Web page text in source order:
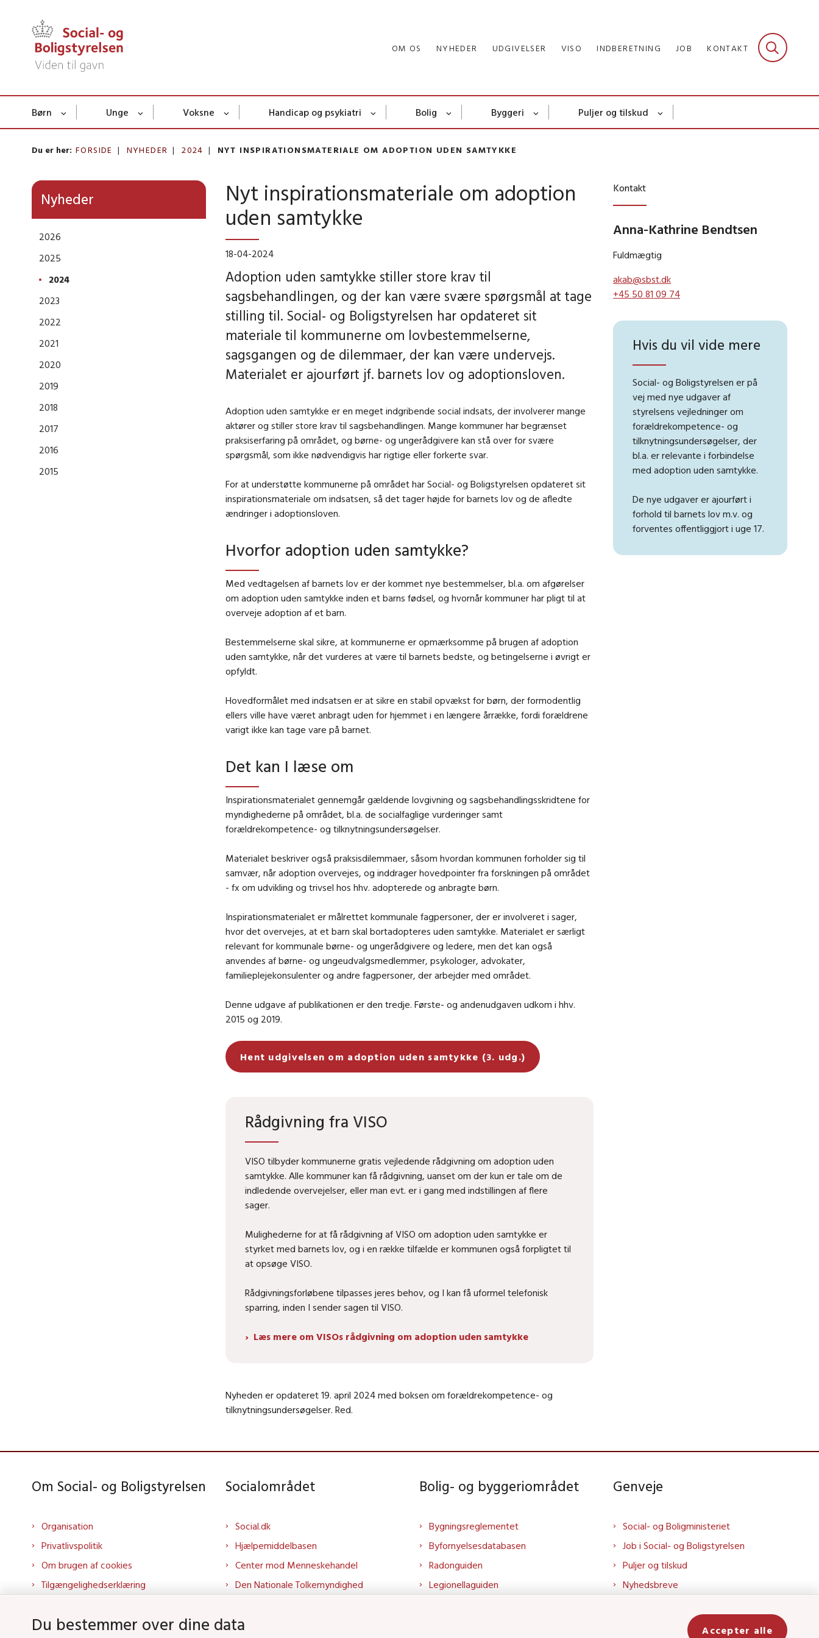
OM OS NYHEDER UDGIVELSER VISO INDBERETNING JOB KONTAKT
Børn Unge Voksne Handicap og psykiatri Bolig Byggeri Puljer og tilskud
Du er her: FORSIDE NYHEDER 2024 NYT INSPIRATIONSMATERIALE OM ADOPTION UDEN SAMTYKKE
Nyheder
2026
2025
2024
2023
2022
2021
2020
2019
2018
2017
2016
2015
Nyt inspirationsmateriale om adoption
uden samtykke
18-04-2024
Adoption uden samtykke stiller store krav til
sagsbehandlingen, og der kan være svære spørgsmål at tage
stilling til. Social- og Boligstyrelsen har opdateret sit
materiale til kommunerne om lovbestemmelserne,
sagsgangen og de dilemmaer, der kan være undervejs.
Materialet er ajourført jf. barnets lov og adoptionsloven.
Adoption uden samtykke er en meget indgribende social indsats, der involverer mange
aktører og stiller store krav til sagsbehandlingen. Mange kommuner har begrænset
praksiserfaring på området, og børne- og ungerådgivere kan stå over for svære
spørgsmål, som ikke nødvendigvis har rigtige eller forkerte svar.
For at understøtte kommunerne på området har Social- og Boligstyrelsen opdateret sit
inspirationsmateriale om indsatsen, så det tager højde for barnets lov og de afledte
ændringer i adoptionsloven.
Hvorfor adoption uden samtykke?
Med vedtagelsen af barnets lov er der kommet nye bestemmelser, bl.a. om afgørelser
om adoption uden samtykke inden et barns fødsel, og hvornår kommuner har pligt til at
overveje adoption af et barn.
Bestemmelserne skal sikre, at kommunerne er opmærksomme på brugen af adoption
uden samtykke, når det vurderes at være til barnets bedste, og betingelserne i øvrigt er
opfyldt.
Hovedformålet med indsatsen er at sikre en stabil opvækst for børn, der formodentlig
ellers ville have været anbragt uden for hjemmet i en længere årrække, fordi forældrene
varigt ikke kan tage vare på barnet.
Det kan I læse om
Inspirationsmaterialet gennemgår gældende lovgivning og sagsbehandlingsskridtene for
myndighederne på området, bl.a. de socialfaglige vurderinger samt
forældrekompetence- og tilknytningsundersøgelser.
Materialet beskriver også praksisdilemmaer, såsom hvordan kommunen forholder sig til
samvær, når adoption overvejes, og inddrager hovedpointer fra forskningen på området
- fx om udvikling og trivsel hos hhv. adopterede og anbragte børn.
Inspirationsmaterialet er målrettet kommunale fagpersoner, der er involveret i sager,
hvor det overvejes, at et barn skal bortadopteres uden samtykke. Materialet er særligt
relevant for kommunale børne- og ungerådgivere og ledere, men det kan også
anvendes af børne- og ungeudvalgsmedlemmer, psykologer, advokater,
familieplejekonsulenter og andre fagpersoner, der arbejder med området.
Denne udgave af publikationen er den tredje. Første- og andenudgaven udkom i hhv.
2015 og 2019.
Hent udgivelsen om adoption uden samtykke (3. udg.)
Rådgivning fra VISO
VISO tilbyder kommunerne gratis vejledende rådgivning om adoption uden
samtykke. Alle kommuner kan få rådgivning, uanset om der kun er tale om de
indledende overvejelser, eller man evt. er i gang med indstillingen af flere
sager.
Mulighederne for at få rådgivning af VISO om adoption uden samtykke er
styrket med barnets lov, og i en række tilfælde er kommunen også forpligtet til
at opsøge VISO.
Rådgivningsforløbene tilpasses jeres behov, og I kan få uformel telefonisk
sparring, inden I sender sagen til VISO.
Læs mere om VISOs rådgivning om adoption uden samtykke
Nyheden er opdateret 19. april 2024 med boksen om forældrekompetence- og
tilknytningsundersøgelser. Red.
Kontakt
Anna-Kathrine Bendtsen
Fuldmægtig
akab@sbst.dk
+45 50 81 09 74
Hvis du vil vide mere
Social- og Boligstyrelsen er på
vej med nye udgaver af
styrelsens vejledninger om
forældrekompetence- og
tilknytningsundersøgelser, der
bl.a. er relevante i forbindelse
med adoption uden samtykke.
De nye udgaver er ajourført i
forhold til barnets lov m.v. og
forventes offentliggjort i uge 17.
Om Social- og Boligstyrelsen
Organisation
Privatlivspolitik
Om brugen af cookies
Tilgængelighedserklæring
Kontakt os
Socialområdet
Social.dk
Hjælpemiddelbasen
Center mod Menneskehandel
Den Nationale Tolkemyndighed
Tolkeportalen
Bolig- og byggeriområdet
Bygningsreglementet
Byfornyelsesdatabasen
Radonguiden
Legionellaguiden
Genveje
Social- og Boligministeriet
Job i Social- og Boligstyrelsen
Puljer og tilskud
Nyhedsbreve
Social- og Boligstyrelsens nyheder
Du bestemmer over dine data Accepter alle